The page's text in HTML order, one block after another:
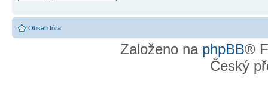
Obsah fóra
Založeno na phpBB®
Český